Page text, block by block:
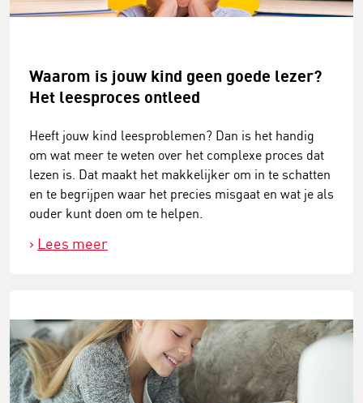
Waarom is jouw kind geen goede lezer?
Het leesproces ontleed
Heeft jouw kind leesproblemen? Dan is het handig
om wat meer te weten over het complexe proces dat
lezen is. Dat maakt het makkelijker om in te schatten
en te begrijpen waar het precies misgaat en wat je als
ouder kunt doen om te helpen.
Lees meer